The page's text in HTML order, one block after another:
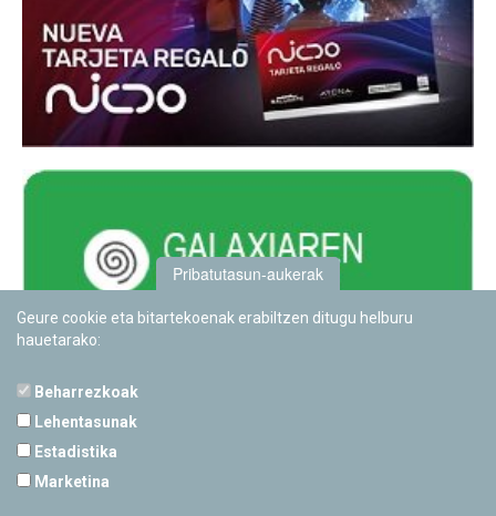
Pribatutasun-aukerak
Geure cookie eta bitartekoenak erabiltzen ditugu helburu
hauetarako:
Beharrezkoak
Lehentasunak
Estadistika
Marketina